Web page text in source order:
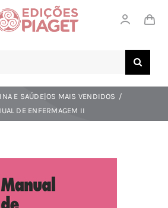
E SAÚDE|OS MAIS VENDIDOS
DE ENFERMAGEM II